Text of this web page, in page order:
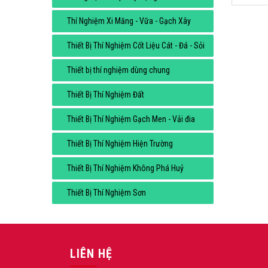
Thí Nghiệm Xi Măng - Vữa - Gạch Xây
Thiết Bị Thí Nghiệm Cốt Liệu Cát - Đá - Sỏi
Thiết bị thí nghiệm dùng chung
Thiết Bị Thí Nghiệm Đất
Thiết Bị Thí Nghiệm Gạch Men - Vải đia
Thiết Bị Thí Nghiệm Hiện Trường
Thiết Bị Thí Nghiệm Không Phá Huỷ
Thiết Bị Thí Nghiệm Sơn
LIÊN HỆ